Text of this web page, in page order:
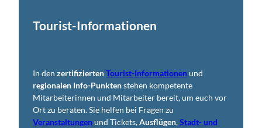
Tourist-Informationen
In den zertifiziertenTourist-Informationen und
regionalen Info-Punktenstehen kompetente
Mitarbeiterinnen und Mitarbeiter bereit, um euch vor
Ort zu beraten. Sie helfen bei Fragen zu
Veranstaltungen und Tickets,Ausflügen,Stadt- und